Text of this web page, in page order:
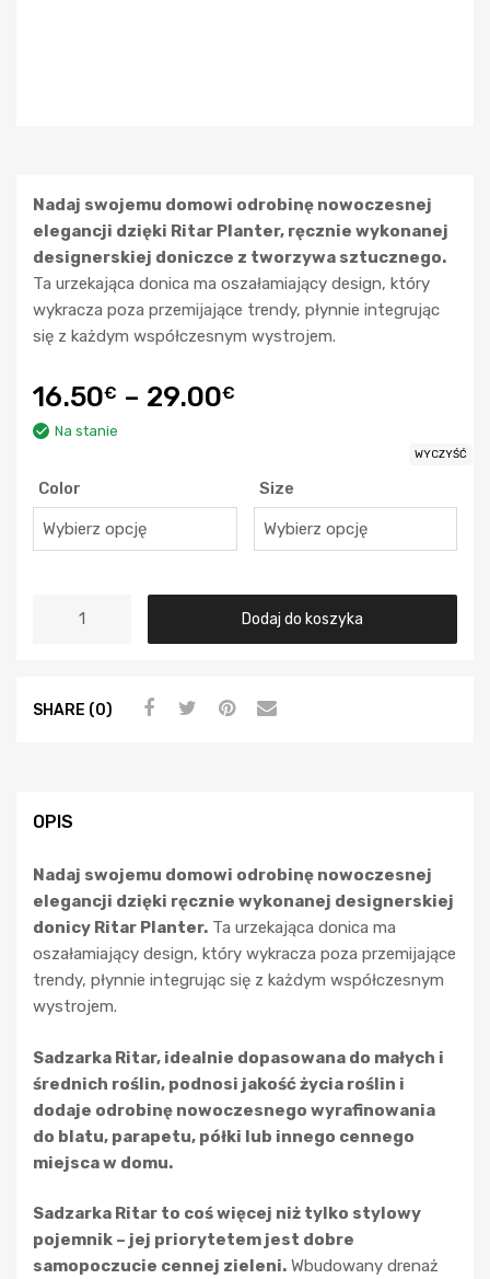
Nadaj swojemu domowi odrobinę nowoczesnej
elegancji dzięki Ritar Planter, ręcznie wykonanej
designerskiej doniczce z tworzywa sztucznego.
Ta urzekająca donica ma oszałamiający design, który
wykracza poza przemijające trendy, płynnie integrując
się z każdym współczesnym wystrojem.
16.50€ – 29.00€
Na stanie
Color Size
WYCZYŚĆ
Dodaj do koszyka
SHARE (0)
OPIS
Nadaj swojemu domowi odrobinę nowoczesnej
elegancji dzięki ręcznie wykonanej designerskiej
donicy Ritar Planter. Ta urzekająca donica ma
oszałamiający design, który wykracza poza przemijające
trendy, płynnie integrując się z każdym współczesnym
wystrojem.
Sadzarka Ritar, idealnie dopasowana do małych i
średnich roślin, podnosi jakość życia roślin i
dodaje odrobinę nowoczesnego wyrafinowania
do blatu, parapetu, półki lub innego cennego
miejsca w domu.
Sadzarka Ritar to coś więcej niż tylko stylowy
pojemnik – jej priorytetem jest dobre
samopoczucie cennej zieleni. Wbudowany drenaż